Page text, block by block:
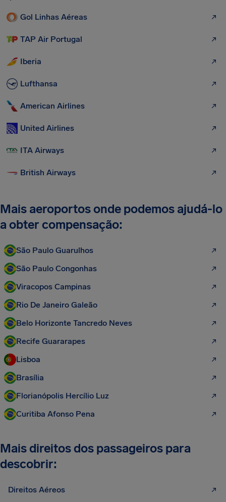
Gol Linhas Aéreas
TAP Air Portugal
Iberia
Lufthansa
American Airlines
United Airlines
ITA Airways
British Airways
Mais aeroportos onde podemos ajudá-lo
a obter compensação:
São Paulo Guarulhos
São Paulo Congonhas
Viracopos Campinas
Rio De Janeiro Galeão
Belo Horizonte Tancredo Neves
Recife Guararapes
Lisboa
Brasília
Florianópolis Hercílio Luz
Curitiba Afonso Pena
Mais direitos dos passageiros para
descobrir:
Direitos Aéreos